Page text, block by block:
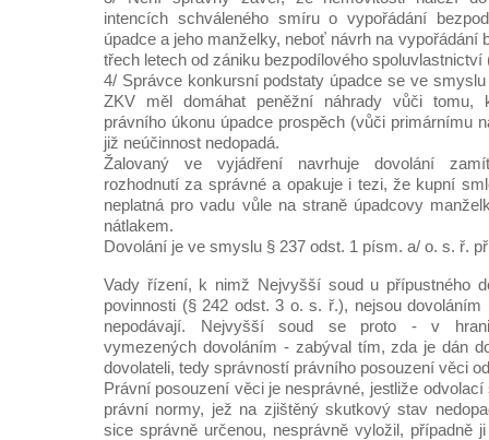
intencích schváleného smíru o vypořádání
úpadce a jeho manželky, neboť návrh na vypořádání
třech letech od zániku bezpodílového spoluvlastnictví
4/ Správce konkursní podstaty úpadce se ve
ZKV měl domáhat peněžní náhrady vůči tomu,
právního úkonu úpadce prospěch (vůči primárnímu
již neúčinnost nedopadá.
Žalovaný ve vyjádření navrhuje dovolání
rozhodnutí za správné a opakuje i tezi, že kupní
neplatná pro vadu vůle na straně úpadcovy
nátlakem.
Dovolání je ve smyslu § 237 odst. 1 písm. a/ o. s. ř.
Vady řízení, k nimž Nejvyšší soud u přípustného
povinnosti (§ 242 odst. 3 o. s. ř.), nejsou
nepodávají. Nejvyšší soud se proto - v
vymezených dovoláním - zabýval tím, zda je dán
dovolateli, tedy správností právního posouzení věci
Právní posouzení věci je nesprávné, jestliže
právní normy, jež na zjištěný skutkový stav
sice správně určenou, nesprávně vyložil, případně